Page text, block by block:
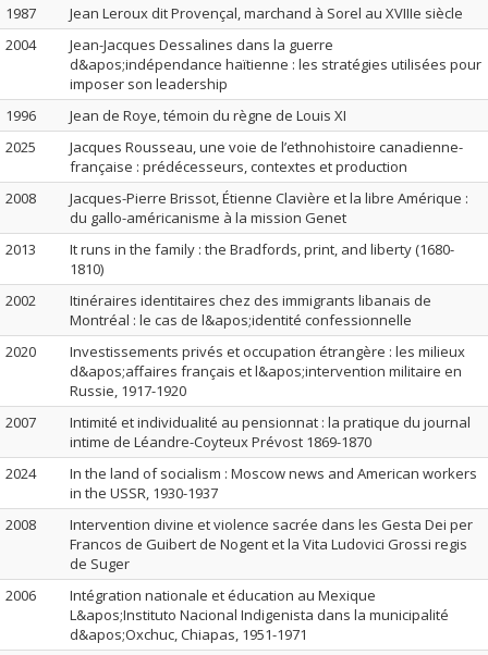
1987
Jean Leroux dit Provençal, marchand à Sorel au XVIIIe siècle
2004
Jean-Jacques Dessalines dans la guerre
d&apos;indépendance haïtienne : les stratégies utilisées pour
imposer son leadership
1996
Jean de Roye, témoin du règne de Louis XI
2025
Jacques Rousseau, une voie de l’ethnohistoire canadienne-
française : prédécesseurs, contextes et production
2008
Jacques-Pierre Brissot, Étienne Clavière et la libre Amérique :
du gallo-américanisme à la mission Genet
2013
It runs in the family : the Bradfords, print, and liberty (1680-
1810)
2002
Itinéraires identitaires chez des immigrants libanais de
Montréal : le cas de l&apos;identité confessionnelle
2020
Investissements privés et occupation étrangère : les milieux
d&apos;affaires français et l&apos;intervention militaire en
Russie, 1917-1920
2007
Intimité et individualité au pensionnat : la pratique du journal
intime de Léandre-Coyteux Prévost 1869-1870
2024
In the land of socialism : Moscow news and American workers
in the USSR, 1930-1937
2008
Intervention divine et violence sacrée dans les Gesta Dei per
Francos de Guibert de Nogent et la Vita Ludovici Grossi regis
de Suger
2006
Intégration nationale et éducation au Mexique
L&apos;Instituto Nacional Indigenista dans la municipalité
d&apos;Oxchuc, Chiapas, 1951-1971